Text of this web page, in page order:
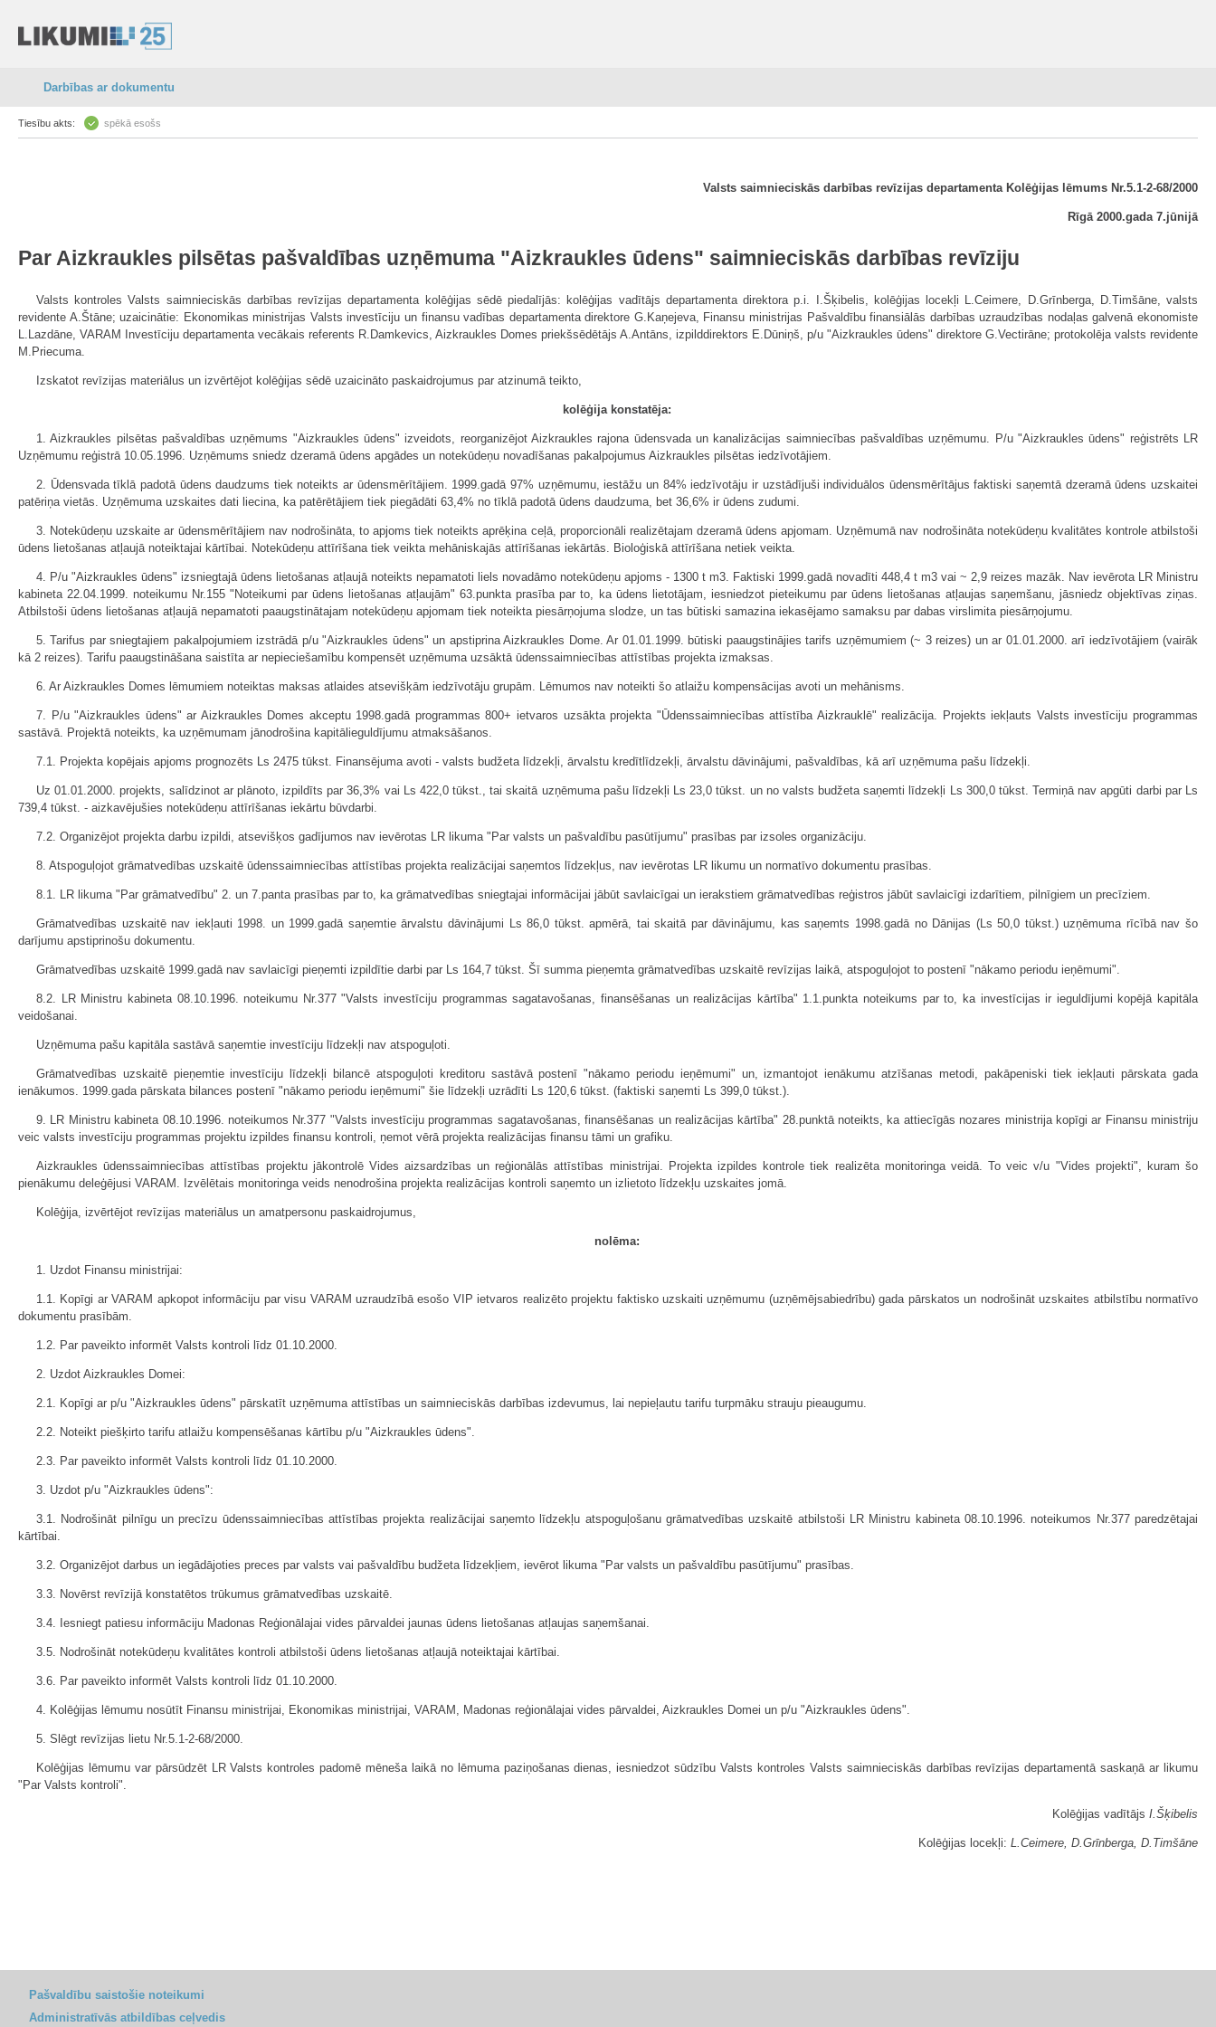
Darbības ar dokumentu
Tiesību akts: spēkā esošs
Valsts saimnieciskās darbības revīzijas departamenta Kolēģijas lēmums Nr.5.1-2-68/2000
Rīgā 2000.gada 7.jūnijā
Par Aizkraukles pilsētas pašvaldības uzņēmuma "Aizkraukles ūdens" saimnieciskās darbības revīziju
Valsts kontroles Valsts saimnieciskās darbības revīzijas departamenta kolēģijas sēdē piedalījās: kolēģijas vadītājs departamenta direktora p.i. I.Šķibelis, kolēģijas locekļi L.Ceimere, D.Grīnberga, D.Timšāne, valsts
revidente A.Štāne; uzaicinātie: Ekonomikas ministrijas Valsts investīciju un finansu vadības departamenta direktore G.Kaņejeva, Finansu ministrijas Pašvaldību finansiālās darbības uzraudzības nodaļas galvenā ekonomiste
L.Lazdāne, VARAM Investīciju departamenta vecākais referents R.Damkevics, Aizkraukles Domes priekšsēdētājs A.Antāns, izpilddirektors E.Dūniņš, p/u "Aizkraukles ūdens" direktore G.Vectirāne; protokolēja valsts revidente
M.Priecuma.
Izskatot revīzijas materiālus un izvērtējot kolēģijas sēdē uzaicināto paskaidrojumus par atzinumā teikto,
kolēģija konstatēja:
1. Aizkraukles pilsētas pašvaldības uzņēmums "Aizkraukles ūdens" izveidots, reorganizējot Aizkraukles rajona ūdensvada un kanalizācijas saimniecības pašvaldības uzņēmumu. P/u "Aizkraukles ūdens" reģistrēts LR
Uzņēmumu reģistrā 10.05.1996. Uzņēmums sniedz dzeramā ūdens apgādes un notekūdeņu novadīšanas pakalpojumus Aizkraukles pilsētas iedzīvotājiem.
2. Ūdensvada tīklā padotā ūdens daudzums tiek noteikts ar ūdensmērītājiem. 1999.gadā 97% uzņēmumu, iestāžu un 84% iedzīvotāju ir uzstādījuši individuālos ūdensmērītājus faktiski saņemtā dzeramā ūdens uzskaitei
patēriņa vietās. Uzņēmuma uzskaites dati liecina, ka patērētājiem tiek piegādāti 63,4% no tīklā padotā ūdens daudzuma, bet 36,6% ir ūdens zudumi.
3. Notekūdeņu uzskaite ar ūdensmērītājiem nav nodrošināta, to apjoms tiek noteikts aprēķina ceļā, proporcionāli realizētajam dzeramā ūdens apjomam. Uzņēmumā nav nodrošināta notekūdeņu kvalitātes kontrole atbilstoši
ūdens lietošanas atļaujā noteiktajai kārtībai. Notekūdeņu attīrīšana tiek veikta mehāniskajās attīrīšanas iekārtās. Bioloģiskā attīrīšana netiek veikta.
4. P/u "Aizkraukles ūdens" izsniegtajā ūdens lietošanas atļaujā noteikts nepamatoti liels novadāmo notekūdeņu apjoms - 1300 t m3. Faktiski 1999.gadā novadīti 448,4 t m3 vai ~ 2,9 reizes mazāk. Nav ievērota LR Ministru
kabineta 22.04.1999. noteikumu Nr.155 "Noteikumi par ūdens lietošanas atļaujām" 63.punkta prasība par to, ka ūdens lietotājam, iesniedzot pieteikumu par ūdens lietošanas atļaujas saņemšanu, jāsniedz objektīvas ziņas.
Atbilstoši ūdens lietošanas atļaujā nepamatoti paaugstinātajam notekūdeņu apjomam tiek noteikta piesārņojuma slodze, un tas būtiski samazina iekasējamo samaksu par dabas virslimita piesārņojumu.
5. Tarifus par sniegtajiem pakalpojumiem izstrādā p/u "Aizkraukles ūdens" un apstiprina Aizkraukles Dome. Ar 01.01.1999. būtiski paaugstinājies tarifs uzņēmumiem (~ 3 reizes) un ar 01.01.2000. arī iedzīvotājiem (vairāk
kā 2 reizes). Tarifu paaugstināšana saistīta ar nepieciešamību kompensēt uzņēmuma uzsāktā ūdenssaimniecības attīstības projekta izmaksas.
6. Ar Aizkraukles Domes lēmumiem noteiktas maksas atlaides atsevišķām iedzīvotāju grupām. Lēmumos nav noteikti šo atlaižu kompensācijas avoti un mehānisms.
7. P/u "Aizkraukles ūdens" ar Aizkraukles Domes akceptu 1998.gadā programmas 800+ ietvaros uzsākta projekta "Ūdenssaimniecības attīstība Aizkrauklē" realizācija. Projekts iekļauts Valsts investīciju programmas
sastāvā. Projektā noteikts, ka uzņēmumam jānodrošina kapitālieguldījumu atmaksāšanos.
7.1. Projekta kopējais apjoms prognozēts Ls 2475 tūkst. Finansējuma avoti - valsts budžeta līdzekļi, ārvalstu kredītlīdzekļi, ārvalstu dāvinājumi, pašvaldības, kā arī uzņēmuma pašu līdzekļi.
Uz 01.01.2000. projekts, salīdzinot ar plānoto, izpildīts par 36,3% vai Ls 422,0 tūkst., tai skaitā uzņēmuma pašu līdzekļi Ls 23,0 tūkst. un no valsts budžeta saņemti līdzekļi Ls 300,0 tūkst. Termiņā nav apgūti darbi par Ls
739,4 tūkst. - aizkavējušies notekūdeņu attīrīšanas iekārtu būvdarbi.
7.2. Organizējot projekta darbu izpildi, atsevišķos gadījumos nav ievērotas LR likuma "Par valsts un pašvaldību pasūtījumu" prasības par izsoles organizāciju.
8. Atspoguļojot grāmatvedības uzskaitē ūdenssaimniecības attīstības projekta realizācijai saņemtos līdzekļus, nav ievērotas LR likumu un normatīvo dokumentu prasības.
8.1. LR likuma "Par grāmatvedību" 2. un 7.panta prasības par to, ka grāmatvedības sniegtajai informācijai jābūt savlaicīgai un ierakstiem grāmatvedības reģistros jābūt savlaicīgi izdarītiem, pilnīgiem un precīziem.
Grāmatvedības uzskaitē nav iekļauti 1998. un 1999.gadā saņemtie ārvalstu dāvinājumi Ls 86,0 tūkst. apmērā, tai skaitā par dāvinājumu, kas saņemts 1998.gadā no Dānijas (Ls 50,0 tūkst.) uzņēmuma rīcībā nav šo
darījumu apstiprinošu dokumentu.
Grāmatvedības uzskaitē 1999.gadā nav savlaicīgi pieņemti izpildītie darbi par Ls 164,7 tūkst. Šī summa pieņemta grāmatvedības uzskaitē revīzijas laikā, atspoguļojot to postenī "nākamo periodu ieņēmumi".
8.2. LR Ministru kabineta 08.10.1996. noteikumu Nr.377 "Valsts investīciju programmas sagatavošanas, finansēšanas un realizācijas kārtība" 1.1.punkta noteikums par to, ka investīcijas ir ieguldījumi kopējā kapitāla
veidošanai.
Uzņēmuma pašu kapitāla sastāvā saņemtie investīciju līdzekļi nav atspoguļoti.
Grāmatvedības uzskaitē pieņemtie investīciju līdzekļi bilancē atspoguļoti kreditoru sastāvā postenī "nākamo periodu ieņēmumi" un, izmantojot ienākumu atzīšanas metodi, pakāpeniski tiek iekļauti pārskata gada
ienākumos. 1999.gada pārskata bilances postenī "nākamo periodu ieņēmumi" šie līdzekļi uzrādīti Ls 120,6 tūkst. (faktiski saņemti Ls 399,0 tūkst.).
9. LR Ministru kabineta 08.10.1996. noteikumos Nr.377 "Valsts investīciju programmas sagatavošanas, finansēšanas un realizācijas kārtība" 28.punktā noteikts, ka attiecīgās nozares ministrija kopīgi ar Finansu ministriju
veic valsts investīciju programmas projektu izpildes finansu kontroli, ņemot vērā projekta realizācijas finansu tāmi un grafiku.
Aizkraukles ūdenssaimniecības attīstības projektu jākontrolē Vides aizsardzības un reģionālās attīstības ministrijai. Projekta izpildes kontrole tiek realizēta monitoringa veidā. To veic v/u "Vides projekti", kuram šo
pienākumu deleģējusi VARAM. Izvēlētais monitoringa veids nenodrošina projekta realizācijas kontroli saņemto un izlietoto līdzekļu uzskaites jomā.
Kolēģija, izvērtējot revīzijas materiālus un amatpersonu paskaidrojumus,
nolēma:
1. Uzdot Finansu ministrijai:
1.1. Kopīgi ar VARAM apkopot informāciju par visu VARAM uzraudzībā esošo VIP ietvaros realizēto projektu faktisko uzskaiti uzņēmumu (uzņēmējsabiedrību) gada pārskatos un nodrošināt uzskaites atbilstību normatīvo
dokumentu prasībām.
1.2. Par paveikto informēt Valsts kontroli līdz 01.10.2000.
2. Uzdot Aizkraukles Domei:
2.1. Kopīgi ar p/u "Aizkraukles ūdens" pārskatīt uzņēmuma attīstības un saimnieciskās darbības izdevumus, lai nepieļautu tarifu turpmāku strauju pieaugumu.
2.2. Noteikt piešķirto tarifu atlaižu kompensēšanas kārtību p/u "Aizkraukles ūdens".
2.3. Par paveikto informēt Valsts kontroli līdz 01.10.2000.
3. Uzdot p/u "Aizkraukles ūdens":
3.1. Nodrošināt pilnīgu un precīzu ūdenssaimniecības attīstības projekta realizācijai saņemto līdzekļu atspoguļošanu grāmatvedības uzskaitē atbilstoši LR Ministru kabineta 08.10.1996. noteikumos Nr.377 paredzētajai
kārtībai.
3.2. Organizējot darbus un iegādājoties preces par valsts vai pašvaldību budžeta līdzekļiem, ievērot likuma "Par valsts un pašvaldību pasūtījumu" prasības.
3.3. Novērst revīzijā konstatētos trūkumus grāmatvedības uzskaitē.
3.4. Iesniegt patiesu informāciju Madonas Reģionālajai vides pārvaldei jaunas ūdens lietošanas atļaujas saņemšanai.
3.5. Nodrošināt notekūdeņu kvalitātes kontroli atbilstoši ūdens lietošanas atļaujā noteiktajai kārtībai.
3.6. Par paveikto informēt Valsts kontroli līdz 01.10.2000.
4. Kolēģijas lēmumu nosūtīt Finansu ministrijai, Ekonomikas ministrijai, VARAM, Madonas reģionālajai vides pārvaldei, Aizkraukles Domei un p/u "Aizkraukles ūdens".
5. Slēgt revīzijas lietu Nr.5.1-2-68/2000.
Kolēģijas lēmumu var pārsūdzēt LR Valsts kontroles padomē mēneša laikā no lēmuma paziņošanas dienas, iesniedzot sūdzību Valsts kontroles Valsts saimnieciskās darbības revīzijas departamentā saskaņā ar likumu
"Par Valsts kontroli".
Kolēģijas vadītājs I.Šķibelis
Kolēģijas locekļi: L.Ceimere, D.Grīnberga, D.Timšāne
Pašvaldību saistošie noteikumi
Administratīvās atbildības ceļvedis